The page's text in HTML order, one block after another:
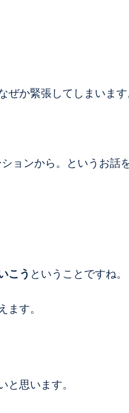
ぜか緊張してしまいます
ョンから。というお話
こう ということですね。
ます。
思います。